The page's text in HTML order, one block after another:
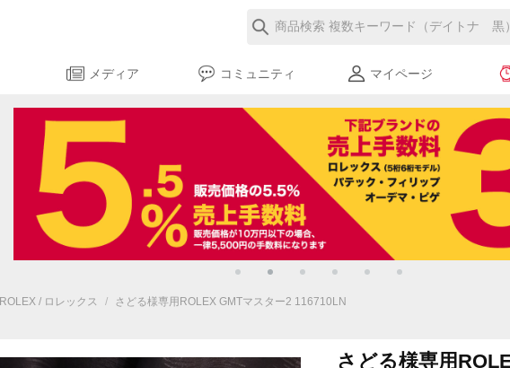
メディア コミュニティ マイページ
ROLEX / ロレックス / さどる様専用ROLEX GMTマスター2 116710LN
さどる様専用